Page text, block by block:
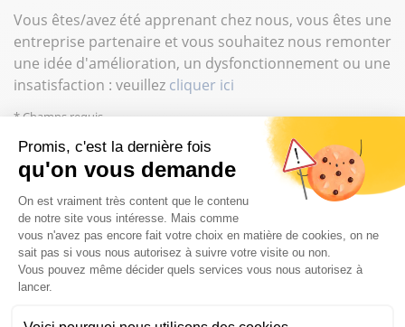
Promis, c'est la dernière fois
qu'on vous demande
Plateforme de Gestion du
On est vraiment très content que le contenu
de notre site vous intéresse. Mais comme
vous n'avez pas encore fait votre choix en matière de cookies, on ne
sait pas si vous nous autorisez à suivre votre visite ou non.
Vous pouvez même décider quels services vous nous autorisez à
lancer.
Vous êtes/avez été apprenant chez nous, vous êtes une
entreprise partenaire et vous souhaitez nous remonter
une idée d'amélioration, un dysfonctionnement ou une
insatisfaction : veuillez cliquer ici
* Champs requis
CAPTCHA